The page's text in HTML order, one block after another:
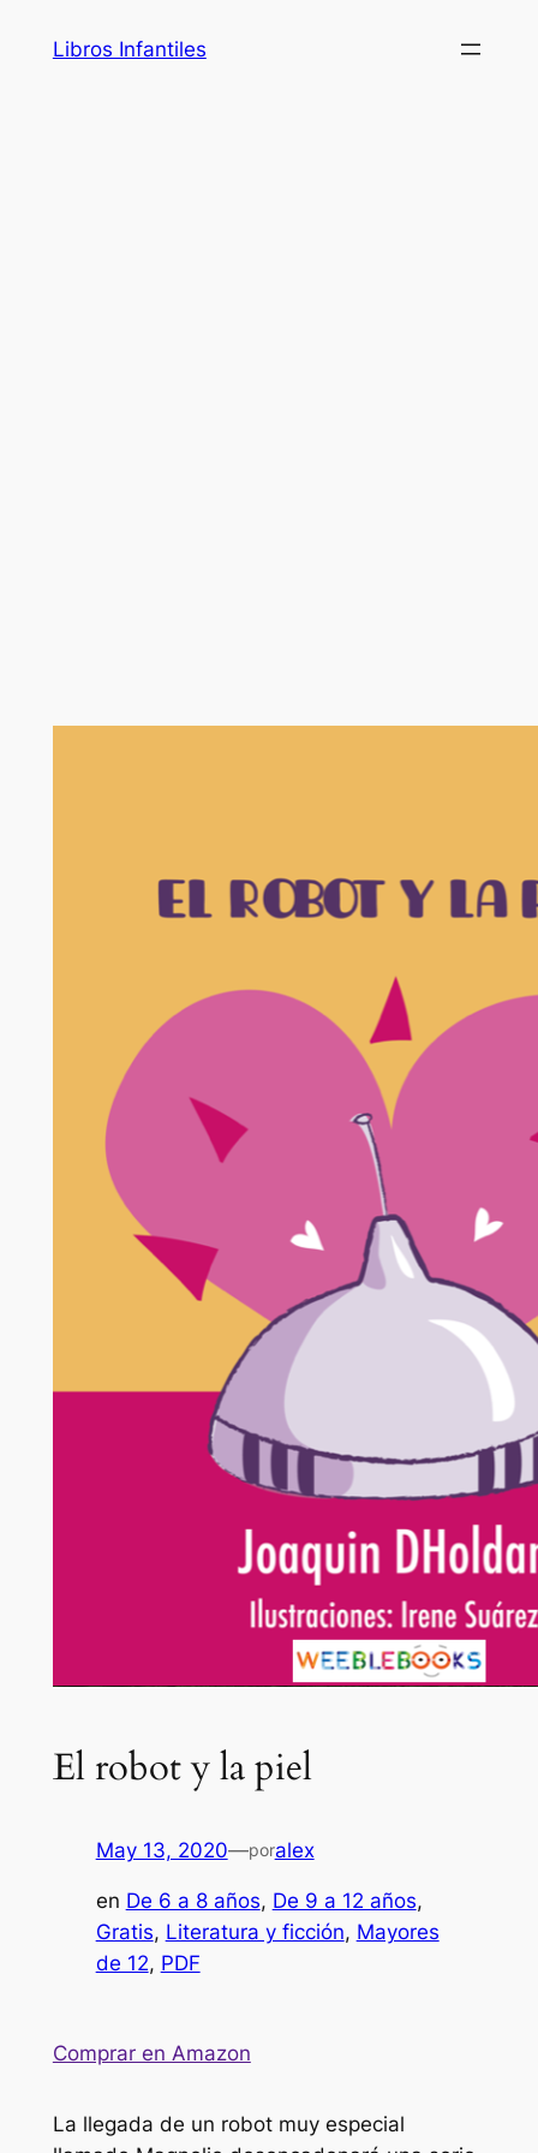
Libros Infantiles
El robot y la piel
May 13, 2020—poralex
en De 6 a 8 años, De 9 a 12 años
Gratis, Literatura y ficción, Mayores
de 12, PDF
Comprar en Amazon
La llegada de un robot muy especial